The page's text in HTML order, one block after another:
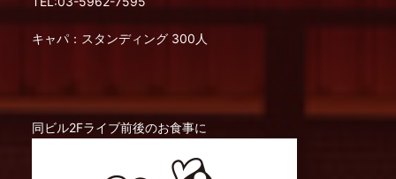
キャパ：スタンディング 300人
同ビル2Fライブ前後のお食事に